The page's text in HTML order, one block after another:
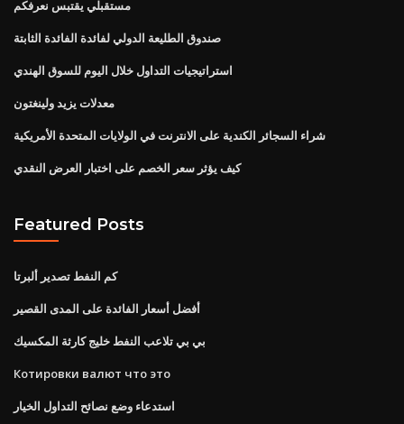
مستقبلي يقتبس نعرفكم
صندوق الطليعة الدولي لفائدة الفائدة الثابتة
استراتيجيات التداول خلال اليوم للسوق الهندي
معدلات يزيد ولينغتون
شراء السجائر الكندية على الانترنت في الولايات المتحدة الأمريكية
كيف يؤثر سعر الخصم على اختبار العرض النقدي
Featured Posts
كم النفط تصدير ألبرتا
أفضل أسعار الفائدة على المدى القصير
بي بي تلاعب النفط خليج كارثة المكسيك
Котировки валют что это
استدعاء وضع نصائح التداول الخيار